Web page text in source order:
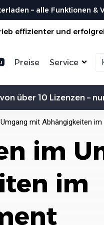
– alle Funktionen &
effizienter und
Enegrieberater
Büroservice
Hausmeister
Preise Service
Nutzen
Wer
über 10 Lizenzen –
mit Abhängigkeiten
im
im